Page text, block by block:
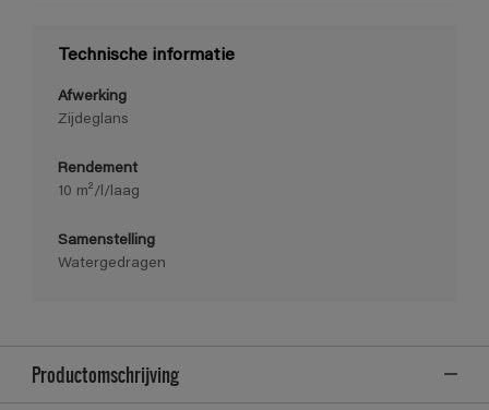
Technische informatie
Afwerking
Zijdeglans
Rendement
10 m²/l/laag
Samenstelling
Watergedragen
Productomschrijving